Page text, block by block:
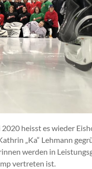
heisst es wieder
„Ka“ Lehmann
werden in
vertreten ist.